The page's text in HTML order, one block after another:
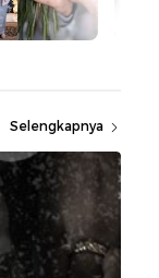
Selengkapnya